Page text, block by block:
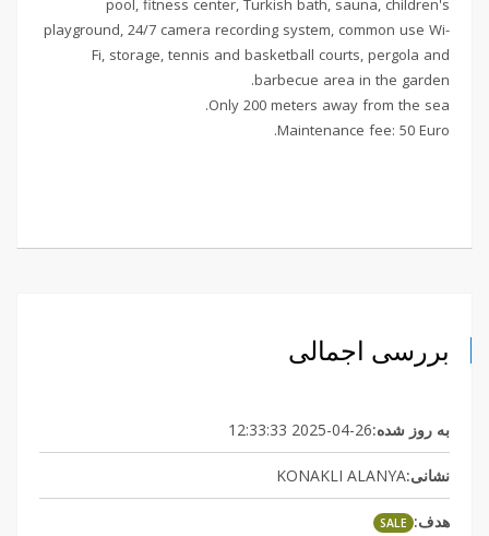
pool, fitness center, Turkish bath, sauna, children's
playground, 24/7 camera recording system, common use Wi-
Fi, storage, tennis and basketball courts, pergola and
barbecue area in the garden.
Only 200 meters away from the sea.
Maintenance fee: 50 Euro.
بررسی اجمالی
به روز شده:2025-04-26 12:33:33
نشانی:KONAKLI ALANYA
هدف: SALE